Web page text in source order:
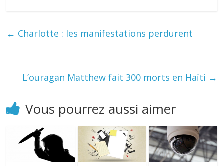
← Charlotte : les manifestations perdurent
L’ouragan Matthew fait 300 morts en Haïti →
Vous pourrez aussi aimer